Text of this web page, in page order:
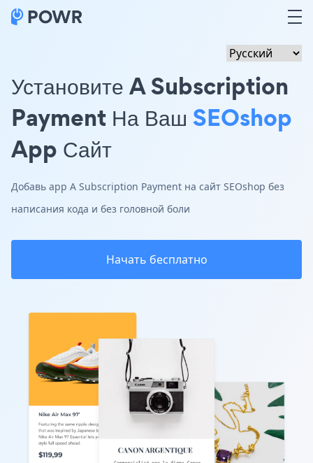
Установите A Subscription
Payment На Ваш SEOshop
App Сайт
Добавь app A Subscription Payment на сайт SEOshop без
написания кода и без головной боли
Начать бесплатно